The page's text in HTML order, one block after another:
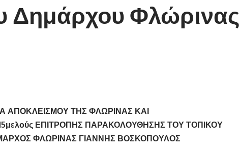
Δημάρχου Φλώρινας
ΑΠΟΚΛΕΙΣΜΟΥ ΤΗΣ ΦΛΩΡΙΝΑΣ ΚΑΙ
ΕΠΙΤΡΟΠΗΣ ΠΑΡΑΚΟΛΟΥΘΗΣΗΣ ΤΟΥ ΤΟΠΙΚΟΥ
ΦΛΩΡΙΝΑΣ ΓΙΑΝΝΗΣ ΒΟΣΚΟΠΟΥΛΟΣ